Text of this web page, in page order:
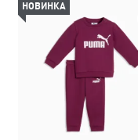
НОВИНКА